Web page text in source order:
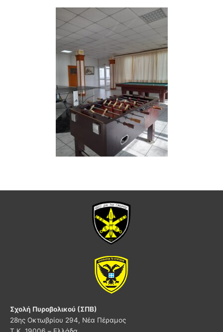
Σχολή Πυροβολικού (ΣΠΒ)
28ης Οκτωβρίου 294, Νέα Πέραμος